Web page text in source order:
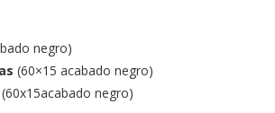
negro)
(60×15 acabado negro)
(60x15acabado negro)